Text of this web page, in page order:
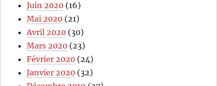
Juin 2020 (16)
Mai 2020 (21)
Avril 2020 (30)
Mars 2020 (23)
Février 2020 (24)
Janvier 2020 (32)